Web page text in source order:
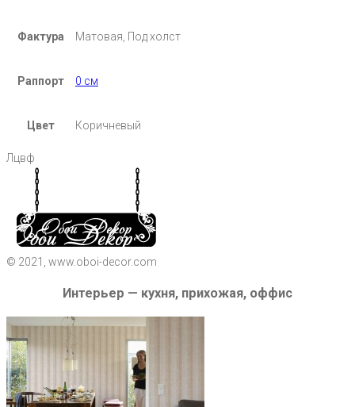
Фактура Матовая, Под холст
Раппорт 0 см
Цвет Коричневый
Лцвф
© 2021, www.oboi-decor.com
Интерьер — кухня, прихожая, оффис